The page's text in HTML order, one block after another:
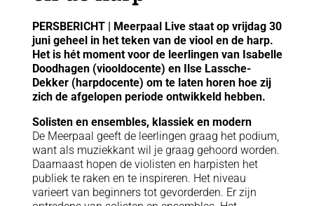
PERSBERICHT | Meerpaal Live staat op vrijdag 30
juni geheel in het teken van de viool en de harp.
Het is hét moment voor de leerlingen van Isabelle
Doodhagen (viooldocente) en Ilse Lassche-
Dekker (harpdocente) om te laten horen hoe zij
zich de afgelopen periode ontwikkeld hebben.
Solisten en ensembles, klassiek en modern
De Meerpaal geeft de leerlingen graag het podium,
want als muziekkant wil je graag gehoord worden.
Daarnaast hopen de violisten en harpisten het
publiek te raken en te inspireren. Het niveau
varieert van beginners tot gevorderden. Er zijn